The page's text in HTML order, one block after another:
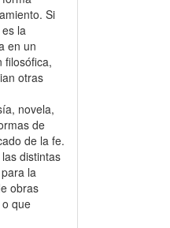
Si
la
en un
filosófica,
otras
novela,
de
de la fe.
distintas
la
obras
que